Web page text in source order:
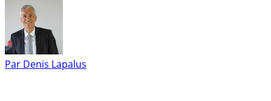
Par Denis Lapalus